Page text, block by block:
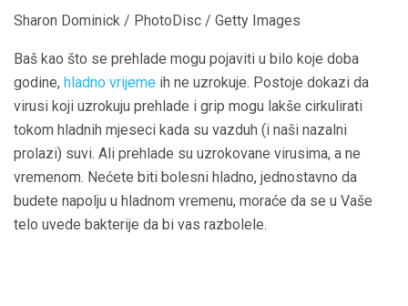
Sharon Dominick / PhotoDisc / Getty Images
Baš kao što se prehlade mogu pojaviti u bilo koje doba
godine, hladno vrijeme ih ne uzrokuje. Postoje dokazi da
virusi koji uzrokuju prehlade i grip mogu lakše cirkulirati
tokom hladnih mjeseci kada su vazduh (i naši nazalni
prolazi) suvi. Ali prehlade su uzrokovane virusima, a ne
vremenom. Nećete biti bolesni hladno, jednostavno da
budete napolju u hladnom vremenu, moraće da se u Vaše
telo uvede bakterije da bi vas razbolele.